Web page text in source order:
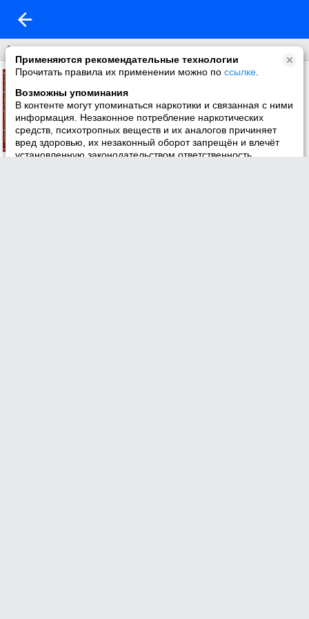
Применяются рекомендательные технологии
Прочитать правила их применении можно по ссылке
Возможны упоминания
В контенте могут упоминаться наркотики и связанная с ними
информация. Незаконное потребление наркотических
средств, психотропных веществ и их аналогов причиняет
вред здоровью, их незаконный оборот запрещён и влечёт
установленную законодательством ответственность
Анимация